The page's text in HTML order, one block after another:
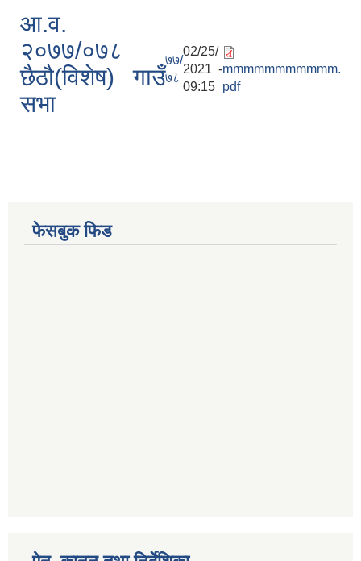
आ.व.
२०७७/०७८
छैठौ(विशेष) गाउँ
सभा
७७/
७८
02/25/
2021 -
09:15
mmmmmmmmmmm.
pdf
फेसबुक फिड